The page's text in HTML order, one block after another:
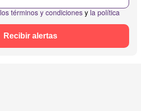
los términos y condiciones y la política
Recibir alertas